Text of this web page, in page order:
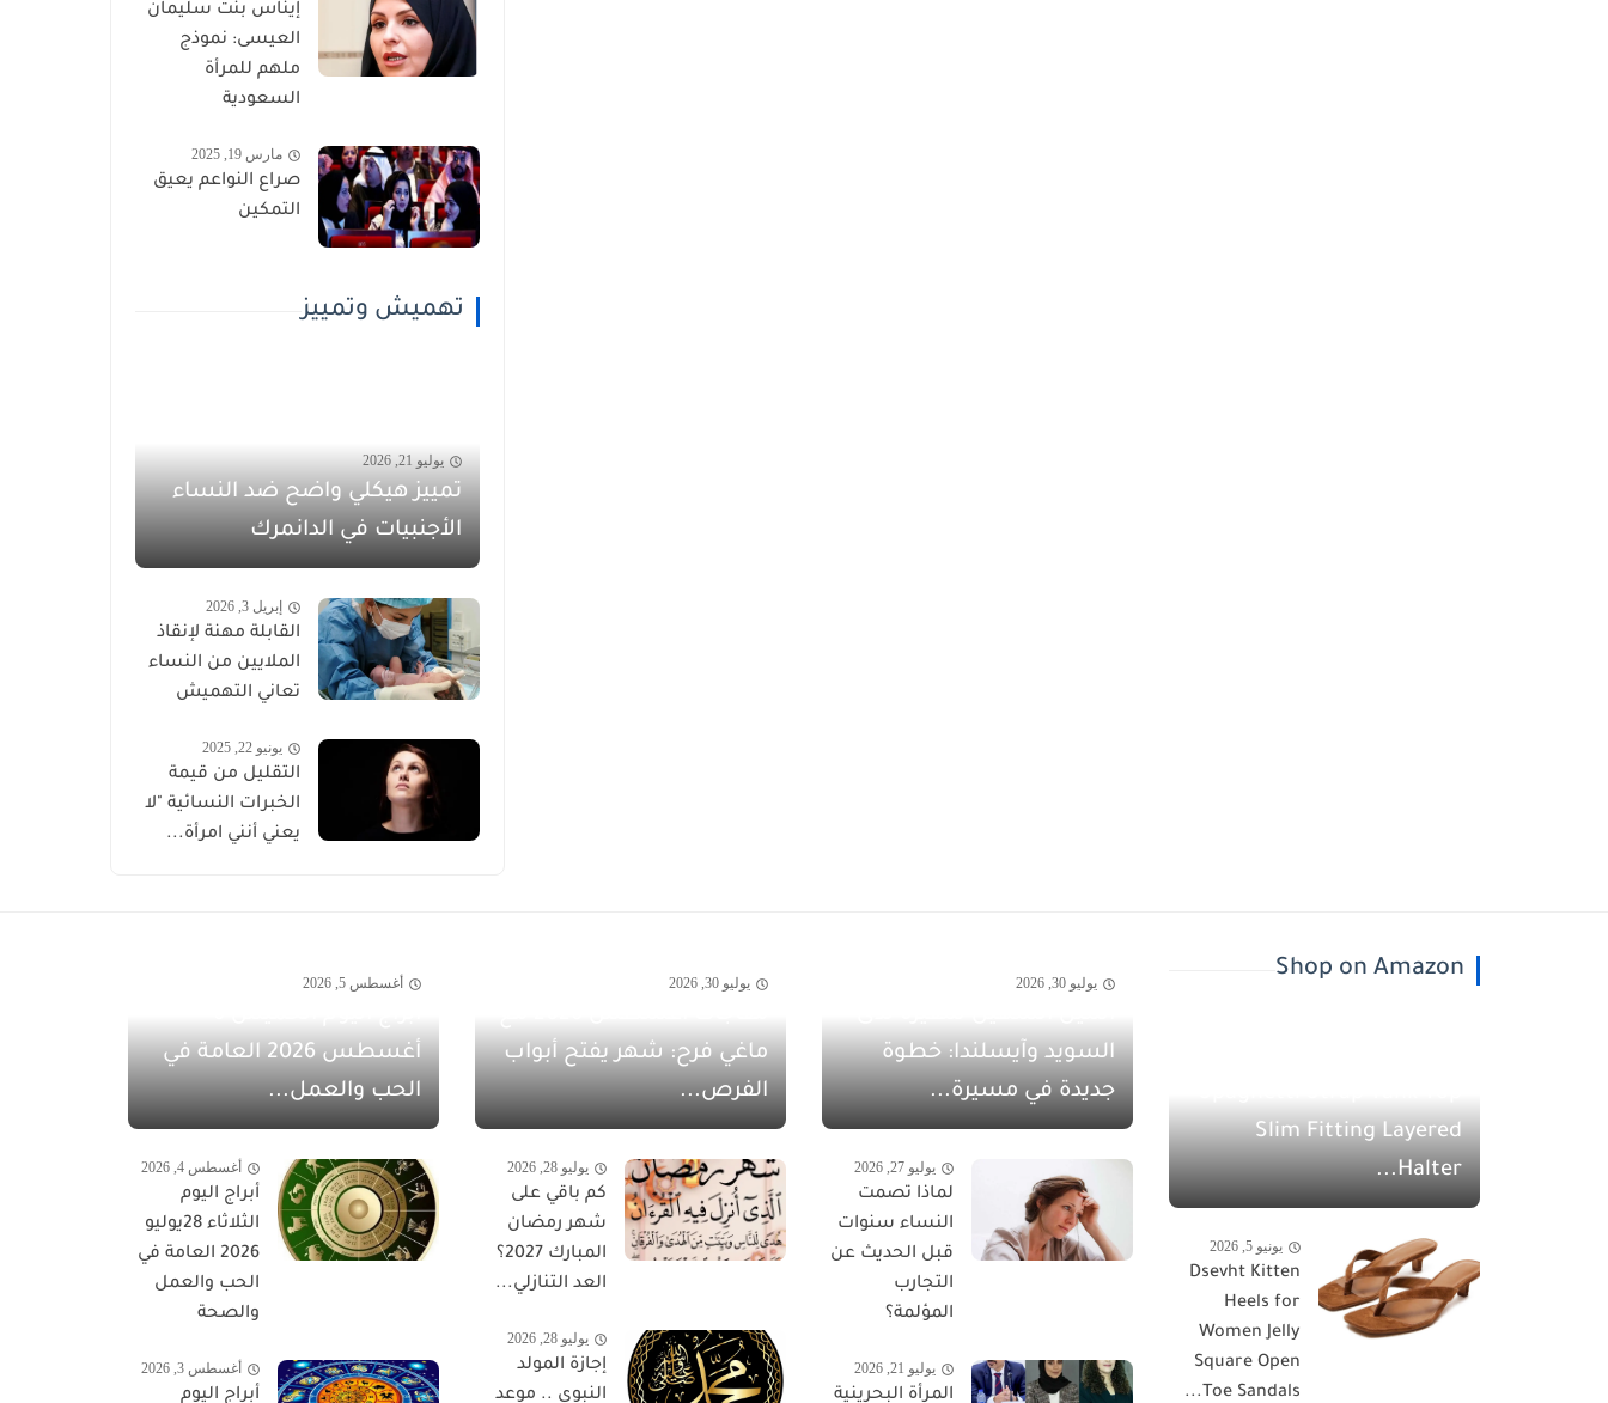
إيناس بنت سليمان
العيسى: نموذج
ملهم للمرأة
السعودية
مارس 19, 2025
صراع النواعم يعيق
التمكين
تهميش وتمييز
يوليو 21, 2026
تمييز هيكلي واضح ضد النساء
الأجنبيات في الدانمرك
إبريل 3, 2026
القابلة مهنة لإنقاذ
الملايين من النساء
تعاني التهميش
يونيو 22, 2025
التقليل من قيمة
الخبرات النسائية "لا
يعني أنني امرأة...
Shop on Amazon
Slim Fitting Layered
Halter...
يونيو 5, 2026
Dsevht Kitten
Heels for
Women Jelly
Square Open
Toe Sandals...
يوليو 30, 2026
السويد وآيسلندا: خطوة
جديدة في مسيرة...
يوليو 27, 2026
لماذا تصمت
النساء سنوات
قبل الحديث عن
التجارب
المؤلمة؟
يوليو 21, 2026
المرأة البحرينية
يوليو 30, 2026
ماغي فرح: شهر يفتح أبواب
الفرص...
يوليو 28, 2026
كم باقي على
شهر رمضان
المبارك 2027؟
العد التنازلي...
يوليو 28, 2026
إجازة المولد
النبوي .. موعد
أغسطس 5, 2026
أغسطس 2026 العامة في
الحب والعمل...
أغسطس 4, 2026
أبراج اليوم
الثلاثاء 28يوليو
2026 العامة في
الحب والعمل
والصحة
أغسطس 3, 2026
أبراج اليوم